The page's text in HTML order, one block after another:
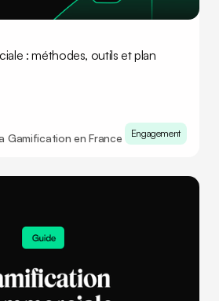
: méthodes, outils et plan
Gamification en France
Engagement